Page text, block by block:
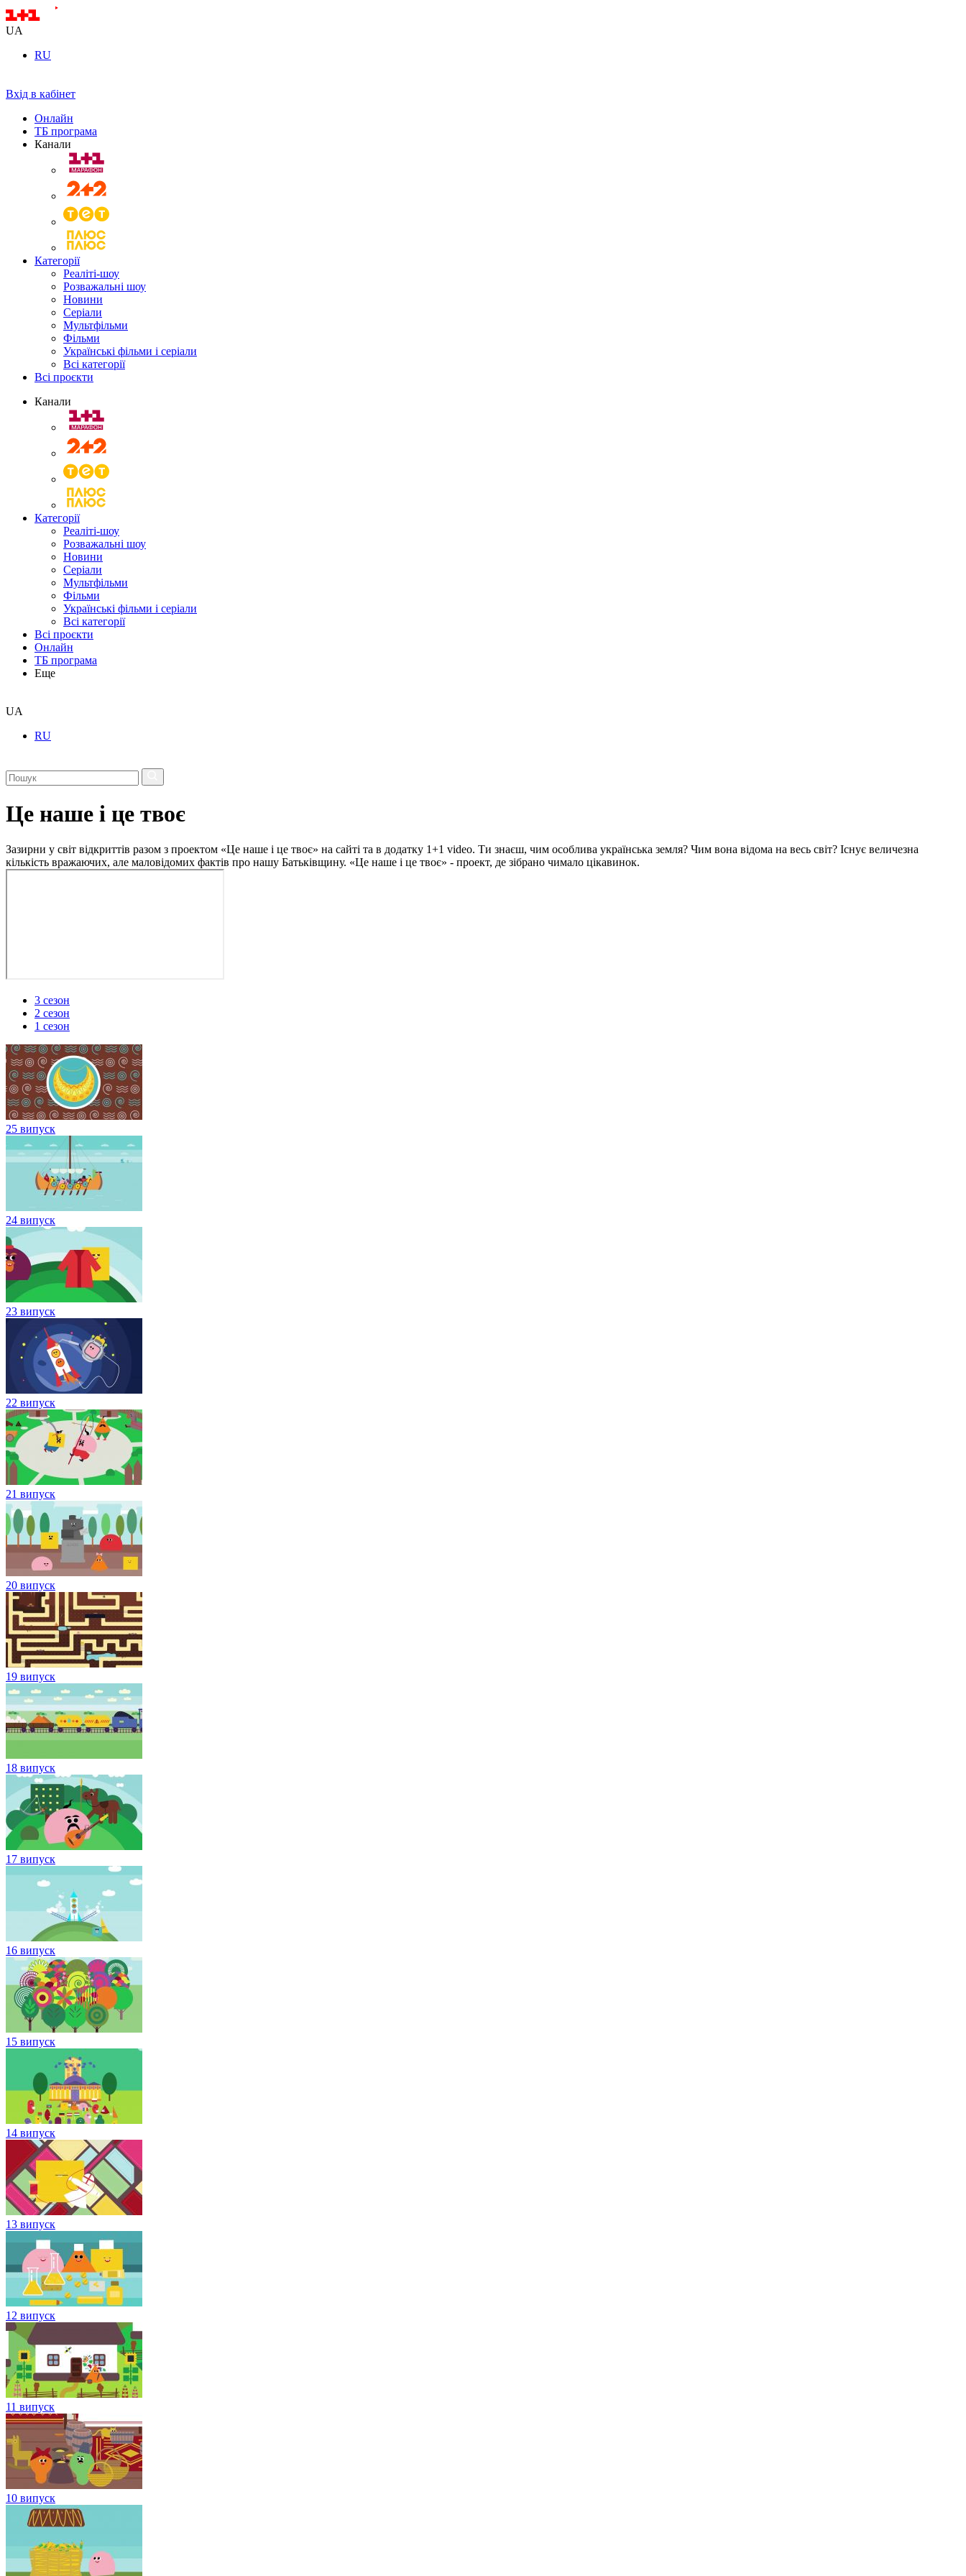
UA
RU
Вхід в кабінет
Онлайн
ТБ програма
Канали
Категорії
Реаліті-шоу
Розважальні шоу
Новини
Серіали
Мультфільми
Фільми
Українські фільми і серіали
Всі категорії
Всі проєкти
Канали
Категорії
Реаліті-шоу
Розважальні шоу
Новини
Серіали
Мультфільми
Фільми
Українські фільми і серіали
Всі категорії
Всі проєкти
Онлайн
ТБ програма
Еще
UA
RU
Це наше і це твоє
Зазирни у світ відкриттів разом з проектом «Це наше і це твоє» на сайті та в додатку 1+1 video. Ти знаєш, чим особлива українська земля? Чим вона відома на весь світ? Існує величезна
кількість вражаючих, але маловідомих фактів про нашу Батьківщину. «Це наше і це твоє» - проект, де зібрано чимало цікавинок.
3 сезон
2 сезон
1 сезон
25 випуск
24 випуск
23 випуск
22 випуск
21 випуск
20 випуск
19 випуск
18 випуск
17 випуск
16 випуск
15 випуск
14 випуск
13 випуск
12 випуск
11 випуск
10 випуск